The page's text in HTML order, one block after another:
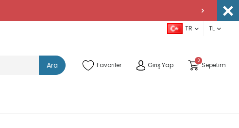
TR TL
Ara Favoriler Giriş Yap
0
Sepetim